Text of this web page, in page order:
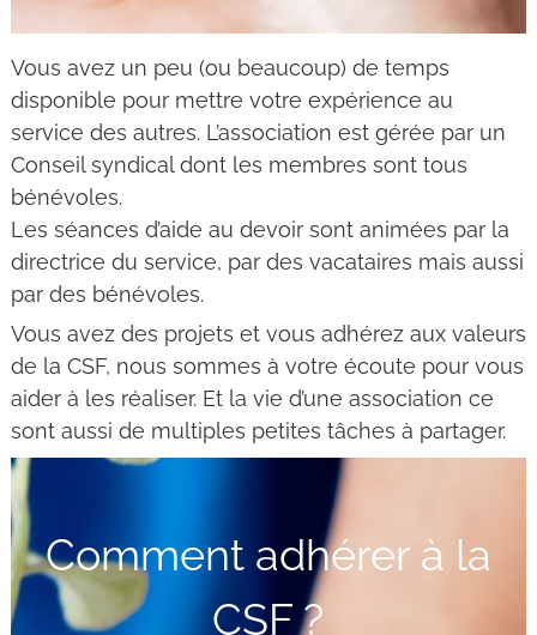
Vous avez un peu (ou beaucoup) de temps
disponible pour mettre votre expérience au
service des autres. L’association est gérée par un
Conseil syndical dont les membres sont tous
bénévoles.
Les séances d’aide au devoir sont animées par la
directrice du service, par des vacataires mais aussi
par des bénévoles.
Vous avez des projets et vous adhérez aux valeurs
de la CSF, nous sommes à votre écoute pour vous
aider à les réaliser. Et la vie d’une association ce
sont aussi de multiples petites tâches à partager.
Comment adhérer à la
CSF ?